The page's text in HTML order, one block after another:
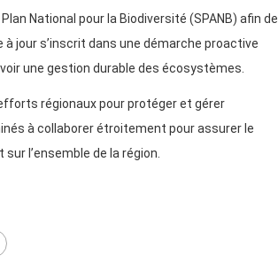
National pour la Biodiversité (SPANB) afin de
jour s’inscrit dans une démarche proactive
une gestion durable des écosystèmes.
régionaux pour protéger et gérer
à collaborer étroitement pour assurer le
l’ensemble de la région.